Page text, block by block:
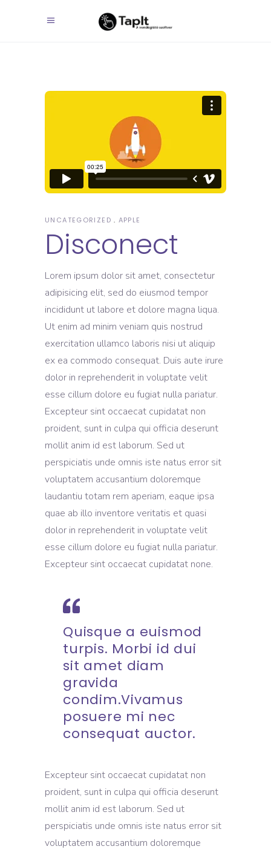
UNCATEGORIZED APPLE
Disconect
Lorem ipsum dolor sit amet, consectetur
adipisicing elit, sed do eiusmod tempor
incididunt ut labore et dolore magna liqua.
Ut enim ad minim veniam quis nostrud
exercitation ullamco laboris nisi ut aliquip
ex ea commodo consequat. Duis aute irure
dolor in reprehenderit in voluptate velit
esse cillum dolore eu fugiat nulla pariatur.
Excepteur sint occaecat cupidatat non
proident, sunt in culpa qui officia deserunt
mollit anim id est laborum. Sed ut
perspiciatis unde omnis iste natus error sit
voluptatem accusantium doloremque
laudantiu totam rem aperiam, eaque ipsa
quae ab illo inventore veritatis et quasi
dolor in reprehenderit in voluptate velit
esse cillum dolore eu fugiat nulla pariatur.
Excepteur sint occaecat cupidatat none.
Quisque a euismod
turpis. Morbi id dui
sit amet diam
gravida
condim.Vivamus
posuere mi nec
consequat auctor.
Excepteur sint occaecat cupidatat non
proident, sunt in culpa qui officia deserunt
mollit anim id est laborum. Sed ut
perspiciatis unde omnis iste natus error sit
voluptatem accusantium doloremque